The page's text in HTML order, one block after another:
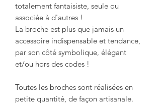
totalement fantaisiste, seule ou
associée à d'autres !
La broche est plus que jamais un
accessoire indispensable et tendance,
par son côté symbolique, élégant
et/ou hors des codes !
Toutes les broches sont réalisées en
petite quantité, de façon artisanale.